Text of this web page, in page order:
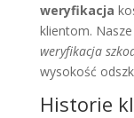
weryfikacja
klientom.
weryfikacja
wysokość
Historie